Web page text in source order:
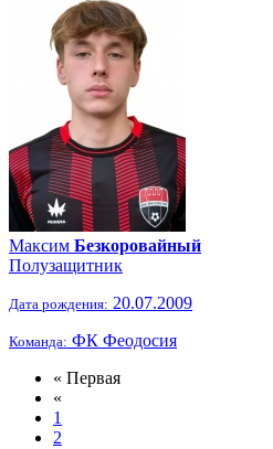
Максим Безкоровайный
Полузащитник
Дата рождения: 20.07.2009
Команда: ФК Феодосия
« Первая
«
1
2